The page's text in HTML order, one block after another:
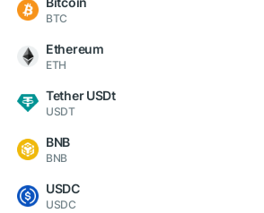
BTC
Ethereum
ETH
Tether USDt
USDT
BNB
BNB
USDC
USDC